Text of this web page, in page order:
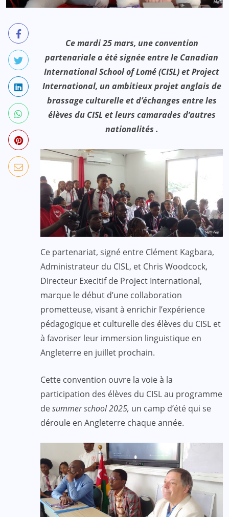
Ce mardi 25 mars, une convention
partenariale a été signée entre le Canadian
International School of Lomé (CISL) et Project
International, un ambitieux projet anglais de
brassage culturelle et d’échanges entre les
élèves du CISL et leurs camarades d’autres
nationalités .
Ce partenariat, signé entre Clément Kagbara,
Administrateur du CISL, et Chris Woodcock,
Directeur Execitif de Project International,
marque le début d’une collaboration
prometteuse, visant à enrichir l’expérience
pédagogique et culturelle des élèves du CISL et
à favoriser leur immersion linguistique en
Angleterre en juillet prochain.
Cette convention ouvre la voie à la
participation des élèves du CISL au programme
desummer school 2025, un camp d’été qui se
déroule en Angleterre chaque année.